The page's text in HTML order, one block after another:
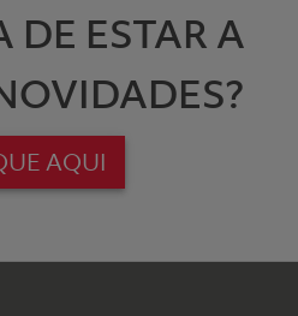
DE ESTAR A
AQUI